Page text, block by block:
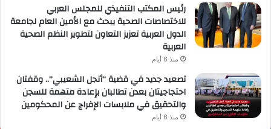
رئيس المكتب التنفيذي للمجلس العربي
للاختصاصات الصحية يبحث مع الأمين العام لجامعة
الدول العربية تعزيز التعاون لتطوير النظم الصحية
العربية
منذ 6 أيام
تصعيد جديد في قضية “أنجل الشعيبي”.. وقفتان
احتجاجيتان بعدن تطالبان بإعادة متهمة للسجن
والتحقيق في ملابسات الإفراج عن المحكومين
منذ 6 أيام